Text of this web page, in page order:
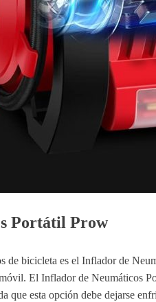
Portátil Prow
de bicicleta es el Inflador de
El Inflador de Neumáticos
que esta opción debe dejarse